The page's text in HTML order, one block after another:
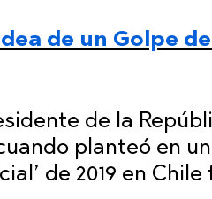
de un Golpe
de la
planteó en
de 2019 en Chile